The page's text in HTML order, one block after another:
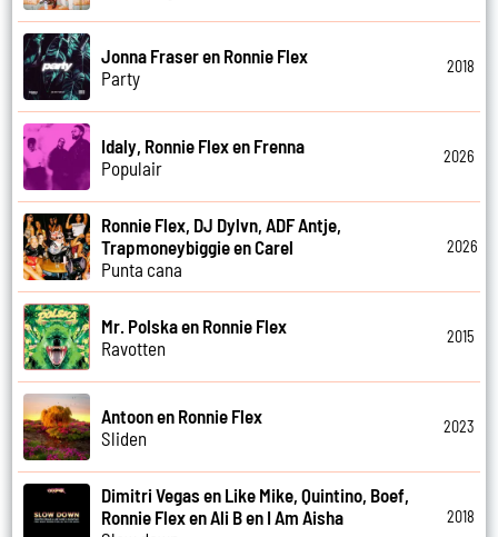
Jonna Fraser en Ronnie Flex
Party
2018
Idaly, Ronnie Flex en Frenna
Populair
2026
Ronnie Flex, DJ Dylvn, ADF Antje,
Trapmoneybiggie en Carel
Punta cana
2026
Mr. Polska en Ronnie Flex
Ravotten
2015
Antoon en Ronnie Flex
Sliden
2023
Dimitri Vegas en Like Mike, Quintino, Boef,
Ronnie Flex en Ali B en I Am Aisha
2018